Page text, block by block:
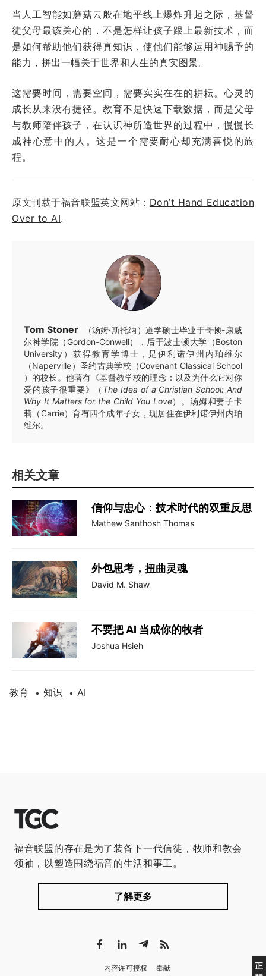
当人工智能如蘑菇云般在地平线上爆炸升起之际，基督
徒父母最该关心的，不是怎样让孩子跟上最新技术，而
是如何帮助他们获得真知识，使他们能够运用神赐予的
能力，拼出一幅关于世界和人生的真实图景。
这需要时间，需要空间，需要实实在在的耕耘。心灵的
成长从来没有捷径。教育不是快速下载数据，而是父母
与教师陪伴孩子，在认识神所造世界的过程中，慢慢长
成神心意中的人。这是一个需要耐心却充满喜悦的旅
程。
原文刊载于福音联盟英文网站： Don’t Hand Education
Over to AI.
Tom Stoner
（汤姆·斯托纳）道学硕士毕业于哥顿-康威
尔神学院（Gordon-Conwell），后于波士顿大学（Boston
University）获得教育学博士，是伊利诺伊州内珀维尔
（Naperville）圣约古典学校（Covenant Classical School
）的校长。他著有《基督教学校的理念：以及为什么它对你
爱的孩子很重要》（ The Idea of a Christian School: And
Why It Matters for the Child You Love）。汤姆和妻子卡
莉（Carrie）育有四个成年子女，现居住在伊利诺伊州内珀
维尔。
相关文章
信仰与忠心：技术时代的双重反思
Mathew Santhosh Thomas
外包思考，扭曲灵魂
David M. Shaw
不要把 AI 当成你的牧者
Joshua Hsieh
教育 • 知识 • AI
正
福音联盟的存在是为了装备下一代信徒，牧师和教会
领袖，以塑造围绕福音的生活和事工。
了解更多
内容许可授权 奉献